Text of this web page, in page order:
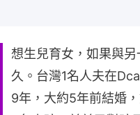
想生兒育女，如果與
久。台灣1名人夫在
9年，大約5年前結婚